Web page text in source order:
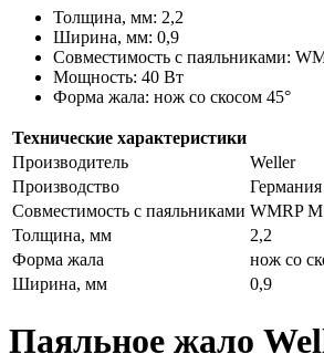
Толщина, мм: 2,2
Ширина, мм: 0,9
Совместимость с паяльниками:
Мощность: 40 Вт
Форма жала: нож со скосом 45°
Технические характеристики
Производитель
Weller
Производство
Германия
Совместимость с паяльниками WMRP
Толщина, мм
2,2
Форма жала
нож со
Ширина, мм
0,9
Паяльное жало